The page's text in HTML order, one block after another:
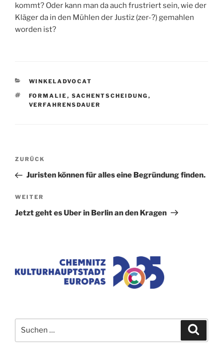
kommt? Oder kann man da auch frustriert sein, wie der
Kläger da in den Mühlen der Justiz (zer-?) gemahlen
worden ist?
KATEGORIEN
WINKELADVOCAT
SCHLAGWÖRTER
FORMALIE , SACHENTSCHEIDUNG ,
VERFAHRENSDAUER
Beitragsnavigation
Vorheriger
Beitrag
ZURÜCK
Juristen können für alles eine Begründung finden.
Nächster
Beitrag
WEITER
Jetzt geht es Uber in Berlin an den Kragen
nach: